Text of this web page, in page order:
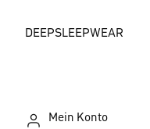
DEEPSLEEPWEAR
Mein Konto